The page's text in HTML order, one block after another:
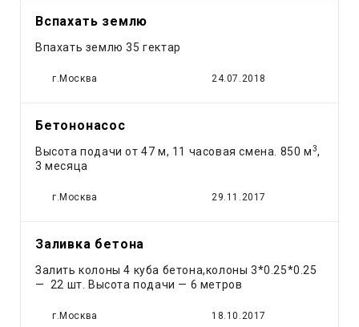
Лесовоз
Манипулятор
Самосвал
Трактор
Эвакуатор
Экскаватор
Экскаватор - погрузчик
Вспахать землю
Впахать землю 35 гектар
г.Москва 24.07.2018
Бетононасос
Высота подачи от 47 м, 11 часовая смена. 850 м3,
3 месяца
г.Москва 29.11.2017
Заливка бетона
Залить колоны 4 куба бетона,колоны 3*0.25*0.25
— 22 шт. Высота подачи — 6 метров
г.Москва 18.10.2017